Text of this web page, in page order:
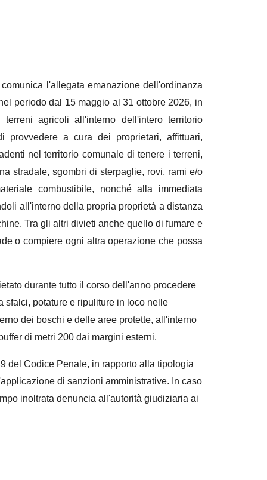
l'allegata emanazione dell'ordinanza
periodo dal 15 maggio al 31 ottobre 2026, in
agricoli all'interno dell'intero territorio
a cura dei proprietari, affittuari,
nel territorio comunale di tenere i terreni,
stradale, sgombri di sterpaglie, rovi, rami e/o
combustibile, nonché alla immediata
all'interno della propria proprietà a distanza
Tra gli altri divieti anche quello di fumare e
o compiere ogni altra operazione che possa
durante tutto il corso dell'anno procedere
sfalci, potature e ripuliture in loco nelle
dei boschi e delle aree protette, all'interno
di metri 200 dai margini esterni.
del Codice Penale, in rapporto alla tipologia
di sanzioni amministrative. In caso
inoltrata denuncia all'autorità giudiziaria ai